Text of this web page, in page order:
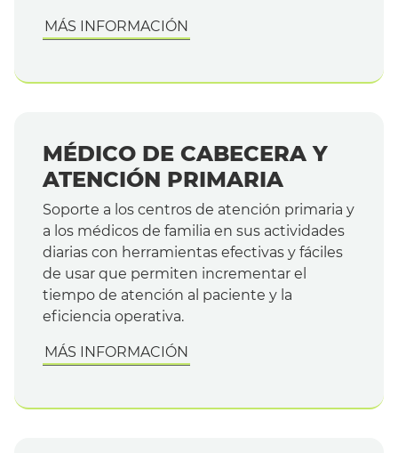
MÁS INFORMACIÓN
MÉDICO DE CABECERA Y
ATENCIÓN PRIMARIA
Soporte a los centros de atención primaria y
a los médicos de familia en sus actividades
diarias con herramientas efectivas y fáciles
de usar que permiten incrementar el
tiempo de atención al paciente y la
eficiencia operativa.
MÁS INFORMACIÓN